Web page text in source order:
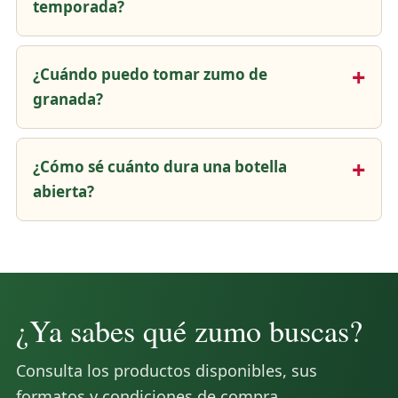
temporada?
¿Cuándo puedo tomar zumo de
granada?
¿Cómo sé cuánto dura una botella
abierta?
¿Ya sabes qué zumo buscas?
Consulta los productos disponibles, sus